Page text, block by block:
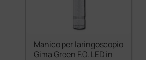
Manico per laringoscopio
Gima Green F.O. LED in